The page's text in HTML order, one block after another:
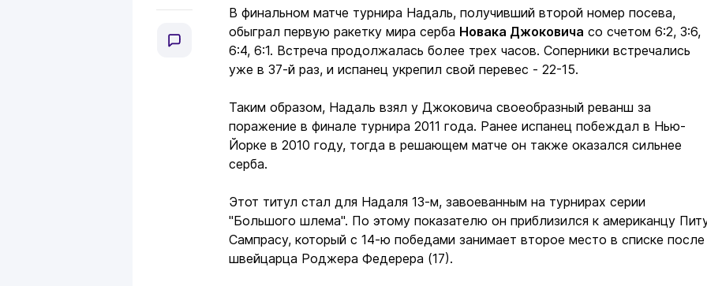
В финальном матче турнира Надаль, получивший второй номер посева,
обыграл первую ракетку мира серба Новака Джоковича со счетом 6:2, 3:6,
6:4, 6:1. Встреча продолжалась более трех часов. Соперники встречались
уже в 37-й раз, и испанец укрепил свой перевес - 22-15.
Таким образом, Надаль взял у Джоковича своеобразный реванш за
поражение в финале турнира 2011 года. Ранее испанец побеждал в Нью-
Йорке в 2010 году, тогда в решающем матче он также оказался сильнее
серба.
Этот титул стал для Надаля 13-м, завоеванным на турнирах серии
"Большого шлема". По этому показателю он приблизился к американцу
Сампрасу, который с 14-ю победами занимает второе место в списке после
швейцарца Роджера Федерера (17).